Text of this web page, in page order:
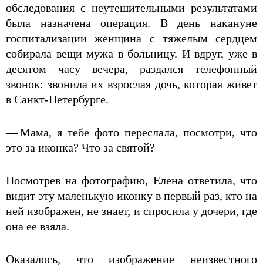
обследования с неутешительными результатами
была назначена операция. В день накануне
госпитализации женщина с тяжелым сердцем
собирала вещи мужа в больницу. И вдруг, уже в
десятом часу вечера, раздался телефонный
звонок: звонила их взрослая дочь, которая живет
в Санкт­-Петербурге.
— Мама, я тебе фото переслала, посмотри, что
это за иконка? Что за святой?
Посмотрев на фотографию, Елена ответила, что
видит эту маленькую иконку в первый раз, кто на
ней изображен, не знает, и спросила у дочери, где
она ее взяла.
Оказалось, что изображение неизвестного